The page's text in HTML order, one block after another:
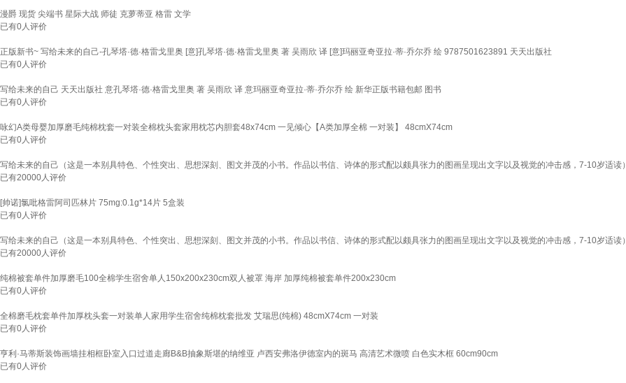
漫爵 现货 尖端书 星际大战 师徒 克萝蒂亚 格雷 文学
已有0人评价
正版新书~ 写给未来的自己-孔琴塔·德·格雷戈里奥 [意]孔琴塔·德·格雷戈里奥 著 吴雨欣 译 [意]玛丽亚奇亚拉·蒂·乔尔乔 绘 9787501623891 天天出版社
已有0人评价
写给未来的自己 天天出版社 意孔琴塔·德·格雷戈里奥 著 吴雨欣 译 意玛丽亚奇亚拉·蒂·乔尔乔 绘 新华正版书籍包邮 图书
已有0人评价
咏幻A类母婴加厚磨毛纯棉枕套一对装全棉枕头套家用枕芯内胆套48x74cm 一见倾心【A类加厚全棉 一对装】 48cmX74cm
已有0人评价
写给未来的自己（这是一本别具特色、个性突出、思想深刻、图文并茂的小书。作品以书信、诗体的形式配以颇具张力的图画呈现出文字以及视觉的冲击感，7-10岁适读）
已有20000人评价
[帅诺]氯吡格雷阿司匹林片 75mg:0.1g*14片 5盒装
已有0人评价
写给未来的自己（这是一本别具特色、个性突出、思想深刻、图文并茂的小书。作品以书信、诗体的形式配以颇具张力的图画呈现出文字以及视觉的冲击感，7-10岁适读）
已有20000人评价
纯棉被套单件加厚磨毛100全棉学生宿舍单人150x200x230cm双人被罩 海岸 加厚纯棉被套单件200x230cm
已有0人评价
全棉磨毛枕套单件加厚枕头套一对装单人家用学生宿舍纯棉枕套批发 艾瑞思(纯棉) 48cmX74cm 一对装
已有0人评价
亨利·马蒂斯装饰画墙挂相框卧室入口过道走廊B&B抽象斯堪的纳维亚 卢西安弗洛伊德室内的斑马 高清艺术微喷 白色实木框 60cm90cm
已有0人评价